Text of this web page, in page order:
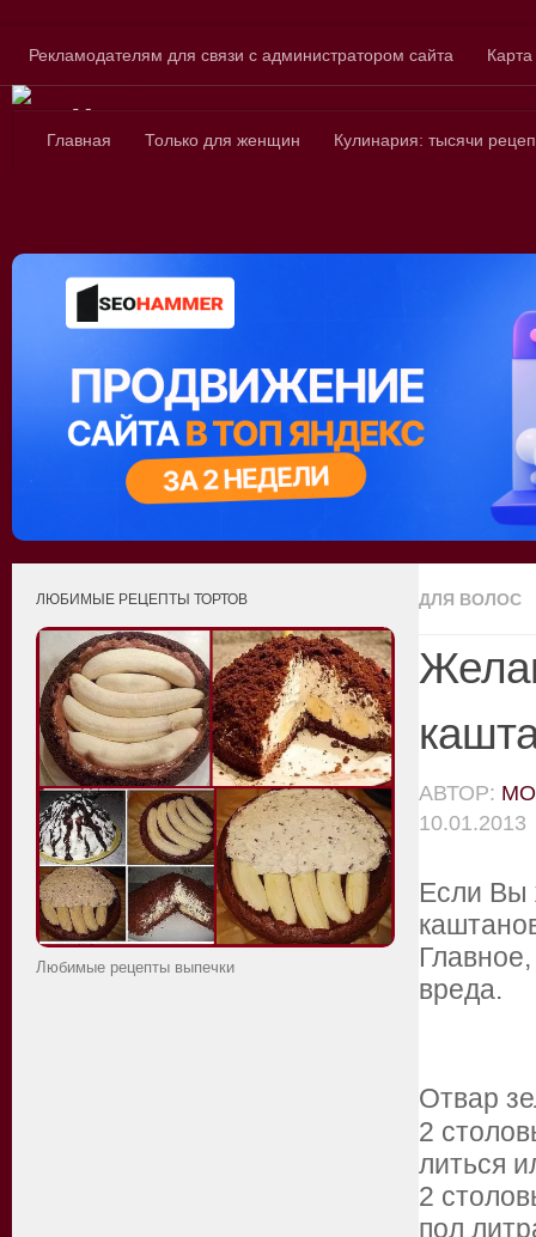
Рекламодателям для связи с администратором сайта
Сайт для
Главная Только для женщин Кулинария: тысячи
ДЛЯ ВОЛОС
АВТОР:
10.01.2013
Если Вы
вреда.
Отвар
2
литься
2
пол
ЛЮБИМЫЕ РЕЦЕПТЫ ТОРТОВ
Любимые рецепты выпечки